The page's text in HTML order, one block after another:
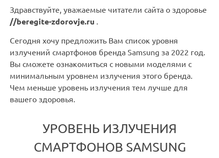
Здравствуйте, уважаемые читатели сайта о здоровье
//beregite-zdorovje.ru .
Сегодня хочу предложить Вам список уровня
излучений смартфонов бренда Samsung за 2022 год.
Вы сможете ознакомиться с новыми моделями с
минимальным уровнем излучения этого бренда.
Чем меньше уровень излучения тем лучше для
вашего здоровья.
УРОВЕНЬ ИЗЛУЧЕНИЯ
СМАРТФОНОВ SAMSUNG